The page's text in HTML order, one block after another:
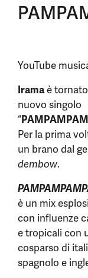
YouTube
Iramaè
nuovo singolo
“
Per la prima
un brano dal
dembow.
è un mix
con influenze
e tropicali con
cosparso di
spagnolo e